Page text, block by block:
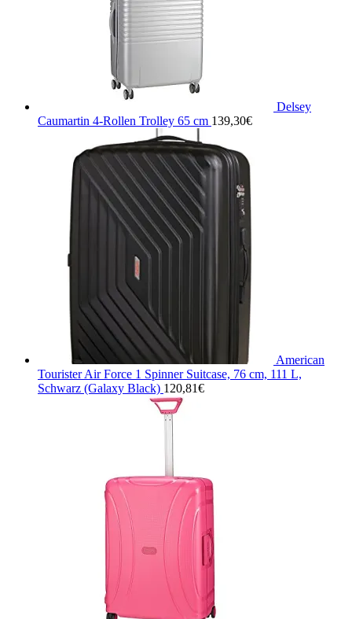
Delsey
Caumartin 4-Rollen Trolley 65 cm 139,30€
American
Tourister Air Force 1 Spinner Suitcase, 76 cm, 111 L,
Schwarz (Galaxy Black) 120,81€